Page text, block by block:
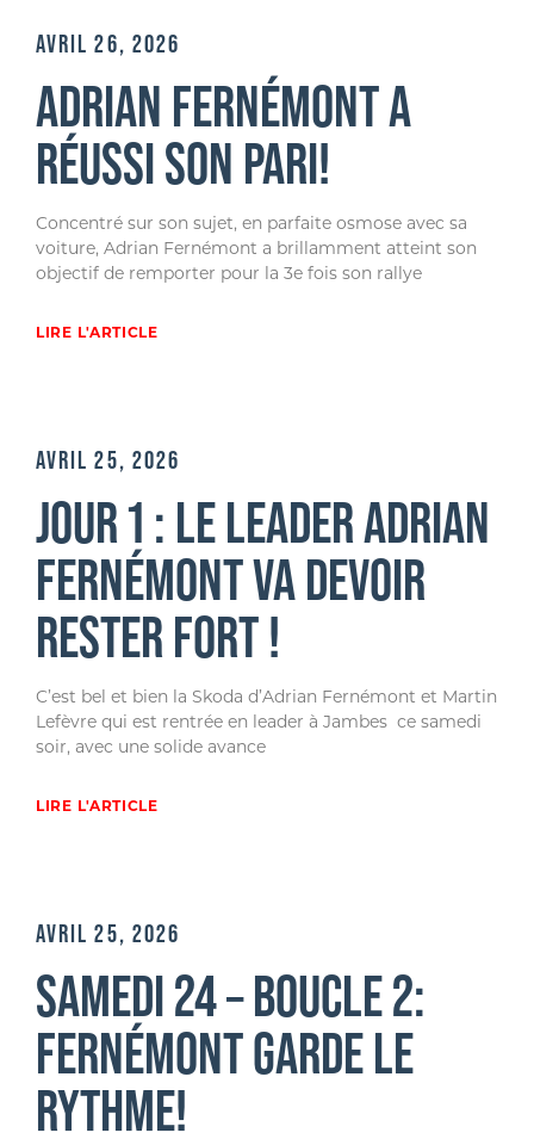
ADRIAN FERNÉMONT A
RÉUSSI SON PARI!
AVRIL 26, 2026
Concentré sur son sujet, en parfaite osmose avec sa
voiture, Adrian Fernémont a brillamment atteint son
objectif de remporter pour la 3e fois son rallye
LIRE L'ARTICLE
JOUR 1 : LE LEADER ADRIAN
FERNÉMONT VA DEVOIR
RESTER FORT !
AVRIL 25, 2026
C’est bel et bien la Skoda d’Adrian Fernémont et Martin
Lefèvre qui est rentrée en leader à Jambes ce samedi
soir, avec une solide avance
LIRE L'ARTICLE
SAMEDI 24 – BOUCLE 2:
FERNÉMONT GARDE LE
RYTHME!
AVRIL 25, 2026